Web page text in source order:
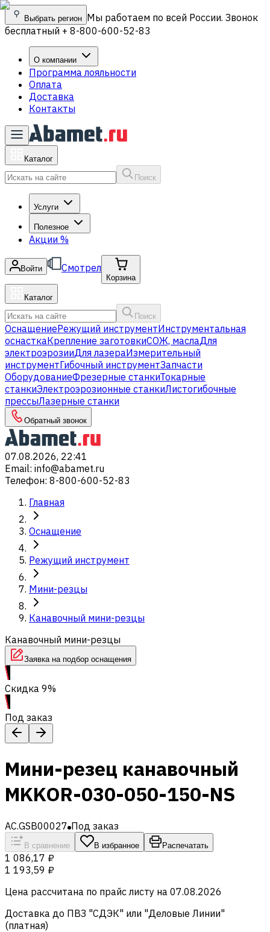
Выбрать регион Мы работаем по всей России. Звонок
бесплатный + 8-800-600-52-83
О компании
Программа лояльности
Оплата
Доставка
Контакты
Каталог
Поиск
Услуги
Полезное
Акции %
Войти Смотрел
Корзина
Каталог
Поиск
ОснащениеРежущий инструментИнструментальная
оснасткаКрепление заготовкиСОЖ, маслаДля
электроэрозииДля лазераИзмерительный
инструментГибочный инструментЗапчасти
ОборудованиеФрезерные станкиТокарные
станкиЭлектроэрозионные станкиЛистогибочные
прессыЛазерные станки
Обратный звонок
07.08.2026, 22:41
Email: info@abamet.ru
Телефон: 8-800-600-52-83
Главная
Оснащение
Режущий инструмент
Мини-резцы
Канавочный мини-резцы
Канавочный мини-резцы
Заявка на подбор оснащения
Скидка 9%
Под заказ
Мини-резец канавочный
MKKOR-030-050-150-NS
AC.GSB00027 Под заказ
В сравнение В избранное Распечатать
1 086,17 ₽
1 193,59 ₽
Цена рассчитана по прайс листу на 07.08.2026
Доставка до ПВЗ "СДЭК" или "Деловые Линии"
(платная)